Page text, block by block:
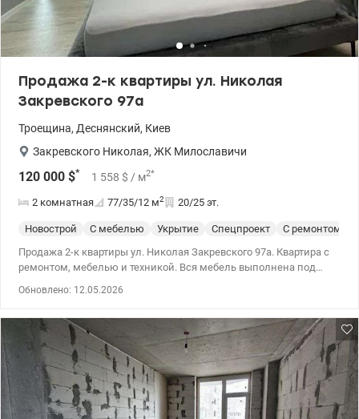
парки, зоны для прогулок, активного отдыха и выгула домашних
любимцев. Транспортная инфраструктура развита: рядом
конечные остановки многих автобусов, троллейбусов,
маршруток, а также остановки трамваев. Цена 87 000 у.е. (093)
Продажа 2-к квартиры ул. Николая
Закревского 97а
Троещина, Деснянский, Киев
Закревского Николая, ЖК Милославичи
120 000 $* 1 558 $ / м2*
2 комнатная 77/35/12 м2 20/25 эт.
Новострой С мебелью Укрытие Спецпроект
С ремонтом
Продажа 2-к квартиры ул. Николая Закревского 97а. Квартира с
ремонтом, мебелью и техникой. Вся мебель выполнена под
двор, большая детская площадка. Лифт работает при
отключениях. Рядом школа, детский сад, магазины и кафе. 044
200 10 80 valion.ua/1148538
Обновлено: 12.05.2026